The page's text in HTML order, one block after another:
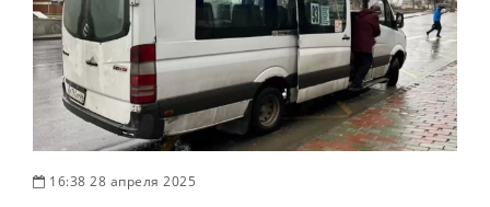
16:38 28 апреля 2025